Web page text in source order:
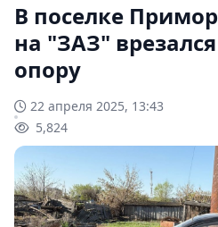
В поселке
на "ЗАЗ"
опору
22 апреля 2025, 13:43
5,824